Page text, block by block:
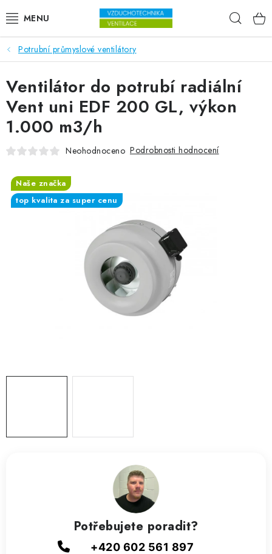
VENTILÁTORY
VZDUCHOTECHNIKA
REKUPERACE
TOPENÍ A CHLAZENÍ
ÚPRAVA VZDUCHU
FILTRY
ZVLHČOVAČE VZDUCHU PRŮMYSLOVÉ
NAHŘÍVACÍ POLŠTÁŘEK S LÁVOVÝM PÍSKEM
Potrubní průmyslové ventilátory
Ventilátor do potrubí radiální
Vent uni EDF 200 GL, výkon
1.000 m3/h
Neohodnoceno Podrobnosti hodnocení
Naše značka
top kvalita za super cenu
Potřebujete poradit?
+420 602 561 897